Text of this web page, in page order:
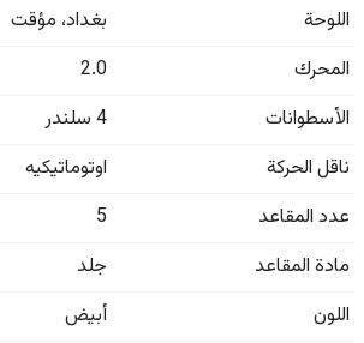
اللوحة
بغداد، مؤقت
المحرك
2.0
الأسطوانات
4 سلندر
ناقل الحركة
اوتوماتيكيه
عدد المقاعد
5
مادة المقاعد
جلد
اللون
أبيض